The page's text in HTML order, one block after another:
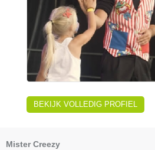
BEKIJK VOLLEDIG PROFIEL
Mister Creezy